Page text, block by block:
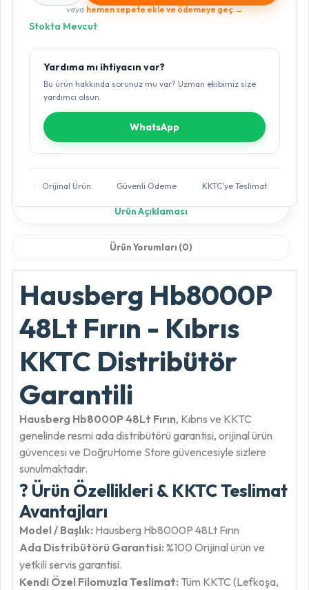
veya hemen sepete ekle ve ödemeye geç →
Stokta Mevcut
Yardıma mı ihtiyacın var?
Bu ürün hakkında sorunuz mu var? Uzman ekibimiz size
yardımcı olsun.
WhatsApp
Orijinal Ürün Güvenli Ödeme KKTC'ye Teslimat
Ürün Açıklaması
Ürün Yorumları (0)
Hausberg Hb8000P
48Lt Fırın - Kıbrıs
KKTC Distribütör
Garantili
Hausberg Hb8000P 48Lt Fırın, Kıbrıs ve KKTC
genelinde resmi ada distribütörü garantisi, orijinal ürün
güvencesi ve DoğruHome Store güvencesiyle sizlere
sunulmaktadır.
? Ürün Özellikleri & KKTC Teslimat
Avantajları
Model / Başlık: Hausberg Hb8000P 48Lt Fırın
Ada Distribütörü Garantisi: %100 Orijinal ürün ve
yetkili servis garantisi.
Kendi Özel Filomuzla Teslimat: Tüm KKTC (Lefkoşa,